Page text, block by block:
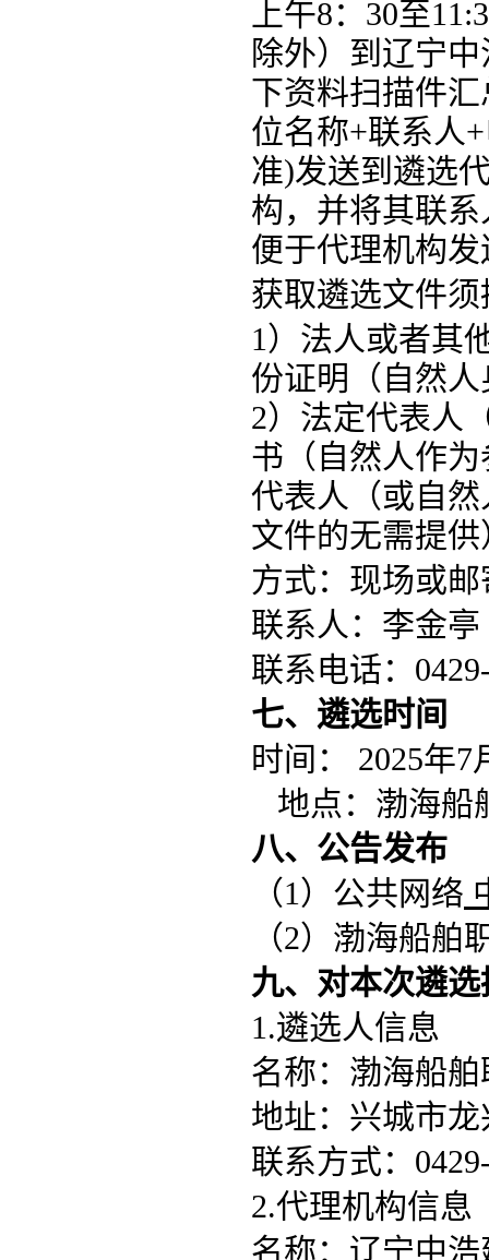
上午8：30至1 1 :3
除外）到辽宁
下资料扫描件
位名称+联系人
准)发送到遴选
构，并将其联
便于代理机构
获取遴选文件
1）法人或者其
份证明（自然
2）法定代表人
书（自然人作
代表人（或自
文件的无需提
方式：现场或邮
联系人：李金亭
联系电话：
七、遴选时间
时间：
2025年7
地点： 渤海船
八、公告发布
（1）公共网络
（2）渤海船舶
九、对本次遴
1.遴选人信息
名称：渤海船
地址：兴城市龙
联系方式：
2.代理机构信息
名称：辽宁中